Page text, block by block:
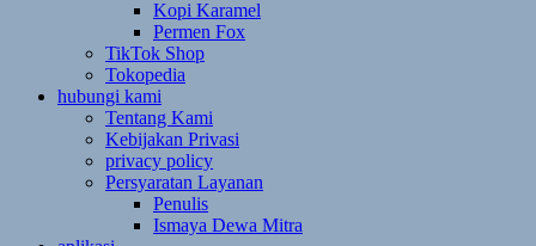
Kopi Karamel
Permen Fox
TikTok Shop
Tokopedia
hubungi kami
Tentang Kami
Kebijakan Privasi
privacy policy
Persyaratan Layanan
Penulis
Ismaya Dewa Mitra